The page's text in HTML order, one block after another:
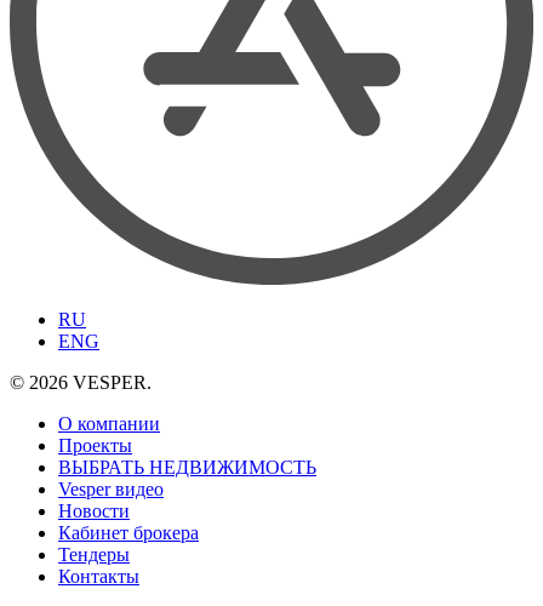
RU
ENG
© 2026 VESPER.
О компании
Проекты
ВЫБРАТЬ НЕДВИЖИМОСТЬ
Vesper видео
Новости
Кабинет брокера
Тендеры
Контакты